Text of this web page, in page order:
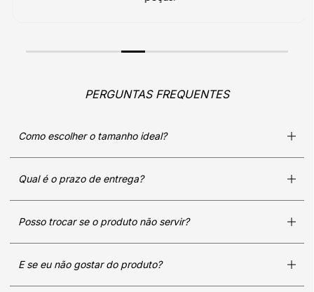
PERGUNTAS FREQUENTES
Como escolher o tamanho ideal?
Qual é o prazo de entrega?
Posso trocar se o produto não servir?
E se eu não gostar do produto?